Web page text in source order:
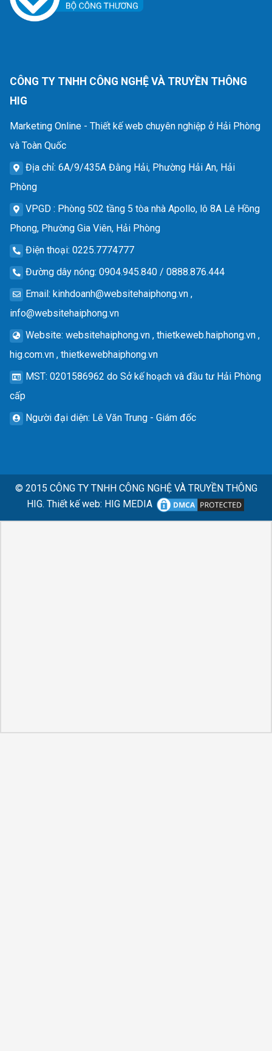
CÔNG TY TNHH CÔNG NGHỆ VÀ TRUYỀN THÔNG
HIG
Marketing Online - Thiết kế web chuyên nghiệp ở Hải Phòng
và Toàn Quốc
Địa chỉ: 6A/9/435A Đằng Hải, Phường Hải An, Hải
Phòng
VPGD : Phòng 502 tầng 5 tòa nhà Apollo, lô 8A Lê Hồng
Phong, Phường Gia Viên, Hải Phòng
Điện thoại: 0225.7774777
Đường dây nóng: 0904.945.840 / 0888.876.444
Email: kinhdoanh@websitehaiphong.vn ,
info@websitehaiphong.vn
Website: websitehaiphong.vn , thietkeweb.haiphong.vn ,
hig.com.vn , thietkewebhaiphong.vn
MST: 0201586962 do Sở kế hoạch và đầu tư Hải Phòng
cấp
Người đại diện: Lê Văn Trung - Giám đốc
© 2015 CÔNG TY TNHH CÔNG NGHỆ VÀ TRUYỀN THÔNG
HIG. Thiết kế web: HIG MEDIA